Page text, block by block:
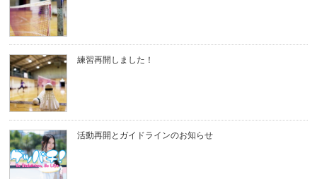
練習再開しました！
活動再開とガイドラインのお知らせ